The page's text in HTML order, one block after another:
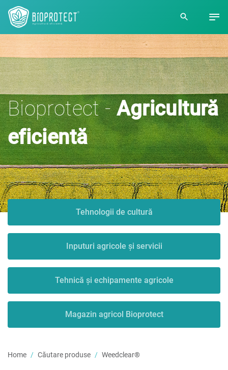
Bioprotect -Agricultură
eficientă
Tehnologii de cultură
Inputuri agricole și servicii
Tehnică și echipamente agricole
Magazin agricol Bioprotect
Home Căutare produse Weedclear®